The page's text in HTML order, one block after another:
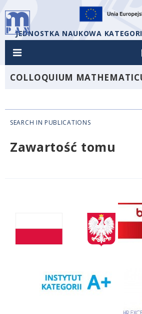
JEDNOSTKA NAUKOWA
COLLOQUIUM
SEARCH IN PUBLICATIONS
Zawartość tomu